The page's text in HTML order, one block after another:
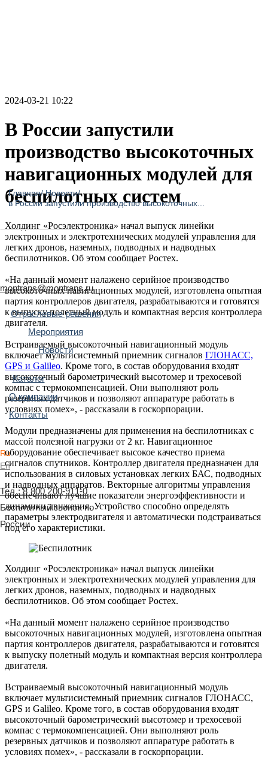
montrans@montrans.ru
Отраслевые решения
Мероприятия
Новости
Каталог
О компании
Контакты
Ru
En
Тел.: 8 800 200-911-0
Бесплатный звонок по
России
Главная/ Новости/
в России запустили производство высокоточных...
2024-03-21 10:22
В России запустили
производство высокоточных
навигационных модулей для
беспилотных систем
Холдинг «Росэлектроника» начал выпуск линейки
электронных и электротехнических модулей управления для
легких дронов, наземных, подводных и надводных
беспилотников. Об этом сообщает Ростех.
«На данный момент налажено серийное производство
высокоточных навигационных модулей, изготовлена опытная
партия контроллеров двигателя, разрабатываются и готовятся
к выпуску полетный модуль и компактная версия контроллера
двигателя.
Встраиваемый высокоточный навигационный модуль
включает мультисистемный приемник сигналов ГЛОНАСС,
GPS и Galileo. Кроме того, в состав оборудования входят
высокоточный барометрический высотомер и трехосевой
компас с термокомпенсацией. Они выполняют роль
резервных датчиков и позволяют аппаратуре работать в
условиях помех», - рассказали в госкорпорации.
Модули предназначены для применения на беспилотниках с
массой полезной нагрузки от 2 кг. Навигационное
оборудование обеспечивает высокое качество приема
сигналов спутников. Контроллер двигателя предназначен для
использования в силовых установках легких БАС, подводных
и надводных аппаратов. Векторные алгоритмы управления
обеспечивают лучшие показатели энергоэффективности и
динамики движения. Устройство способно определять
параметры электродвигателя и автоматически подстраиваться
под его характеристики.
Холдинг «Росэлектроника» начал выпуск линейки
электронных и электротехнических модулей управления для
легких дронов, наземных, подводных и надводных
беспилотников. Об этом сообщает Ростех.
«На данный момент налажено серийное производство
высокоточных навигационных модулей, изготовлена опытная
партия контроллеров двигателя, разрабатываются и готовятся
к выпуску полетный модуль и компактная версия контроллера
двигателя.
Встраиваемый высокоточный навигационный модуль
включает мультисистемный приемник сигналов ГЛОНАСС,
GPS и Galileo. Кроме того, в состав оборудования входят
высокоточный барометрический высотомер и трехосевой
компас с термокомпенсацией. Они выполняют роль
резервных датчиков и позволяют аппаратуре работать в
условиях помех», - рассказали в госкорпорации.